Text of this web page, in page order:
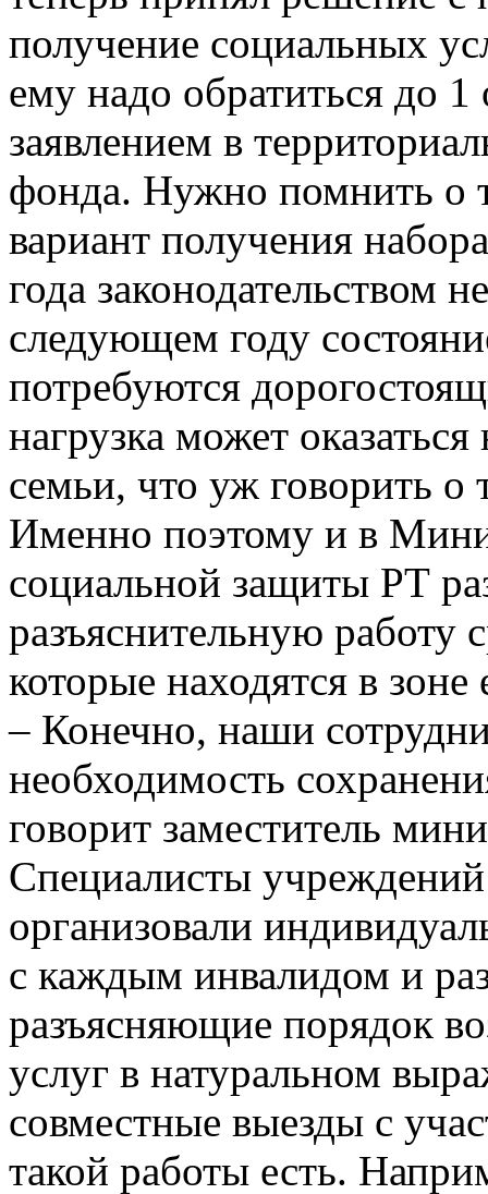
получение социальных
ему надо обратиться до
заявлением в
фонда. Нужно помнить о
вариант получения
года законодательством
следующем году
потребуются
нагрузка может
семьи, что уж говорить о
Именно поэтому и в
социальной защиты РТ
разъяснительную работу
которые находятся в
– Конечно, наши
необходимость
говорит заместитель
Специалисты
организовали
с каждым инвалидом и
разъясняющие порядок
услуг в натуральном
совместные выезды с
такой работы есть.